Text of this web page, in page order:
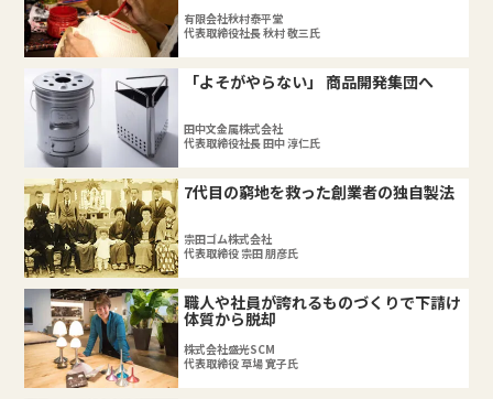
有限会社秋村泰平堂
代表取締役社長 秋村 敬三氏
「よそがやらない」 商品開発集団へ
田中文金属株式会社
代表取締役社長 田中 淳仁氏
7代目の窮地を救った創業者の独自製法
宗田ゴム株式会社
代表取締役 宗田 朋彦氏
職人や社員が誇れるものづくりで下請け
体質から脱却
株式会社盛光SCM
代表取締役 草場 寛子氏